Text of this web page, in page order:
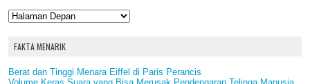
FAKTA MENARIK
Berat dan Tinggi Menara Eiffel di Paris Perancis